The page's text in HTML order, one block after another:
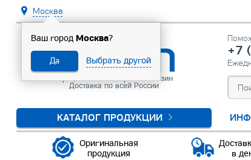
Москва
Ваш город Москва?
Да Выбрать другой
Официальный интернет-магазин
Доставка по всей России
+7
КАТАЛОГ ПРОДУКЦИИ
Оригинальная
продукция
в